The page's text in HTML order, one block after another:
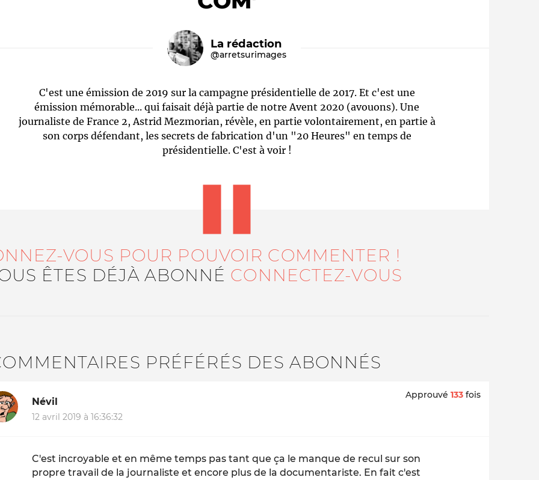
Le médiateur L'équipe Qui sommes-nous ?
La rédaction
@arretsurimages
C'est une émission de 2019 sur la campagne présidentielle de 2017. Et c'est une
émission mémorable... qui faisait déjà partie de notre Avent 2020 (avouons). Une
journaliste de France 2, Astrid Mezmorian, révèle, en partie volontairement, en partie à
son corps défendant, les secrets de fabrication d'un "20 Heures" en temps de
présidentielle. C'est à voir !
VOUS POUR POUVOIR COMMENTER !
ÊTES DÉJÀ ABONNÉ CONNECTEZ-VOUS
PRÉFÉRÉS DES ABONNÉS
Névil
12 avril 2019 à 16:36:32
Approuvé 133 fois
C'est incroyable et en même temps pas tant que ça le manque de recul sur son
propre travail de la journaliste et encore plus de la documentariste. En fait c'est